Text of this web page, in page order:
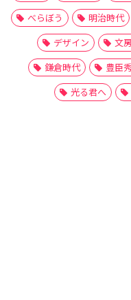
べらぼう
明治時代
デザイン
文
鎌倉時代
豊臣
光る君へ